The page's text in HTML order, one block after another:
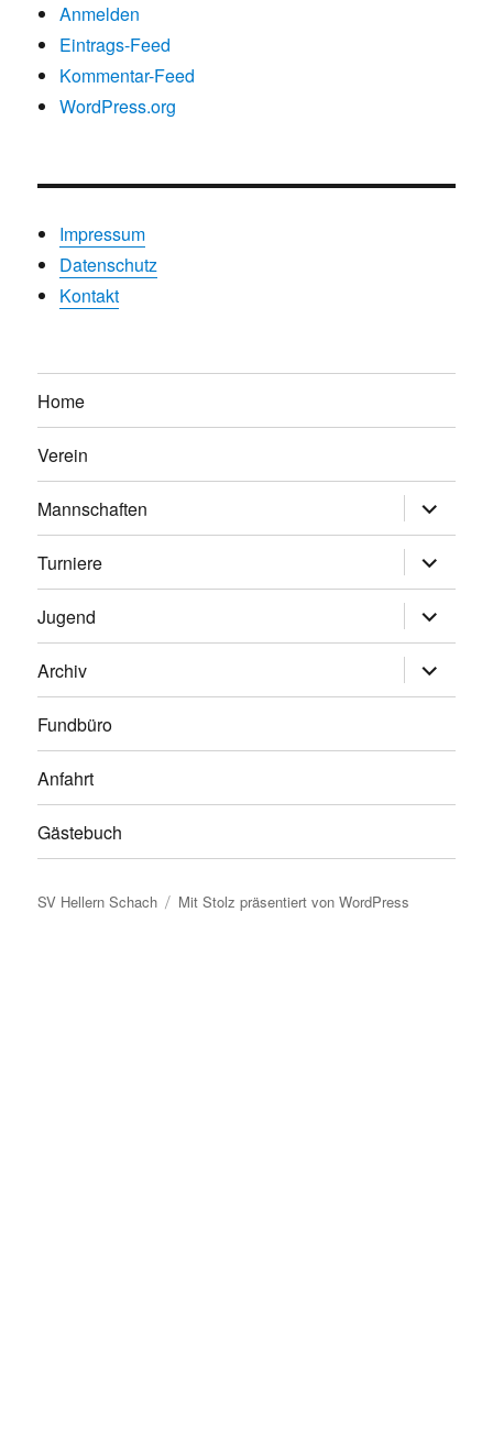
Anmelden
Eintrags-Feed
Kommentar-Feed
WordPress.org
Impressum
Datenschutz
Kontakt
Home
Verein
Mannschaften
anzeigen
Turniere
anzeigen
Jugend
anzeigen
Archiv
anzeigen
Fundbüro
Anfahrt
Gästebuch
SV Hellern Schach Mit Stolz präsentiert von WordPress